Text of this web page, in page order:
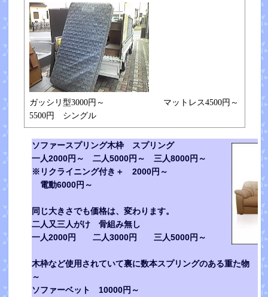
ガッシリ型3000円～ マットレス4500円～
5500円 シングル
ソファースプリング木枠 スプリング
一人2000円～ 二人5000円～ 三人8000円～
※リクライニング付き＋ 2000円～
電動6000円～
同じ大きさでも価格は、変わります。
二人又三人がけ 骨組み無し
一人2000円 二人3000円 三人5000円～
木枠など使用されていて裏に数本スプリングのある重た物
～
ソファーベット 10000円～